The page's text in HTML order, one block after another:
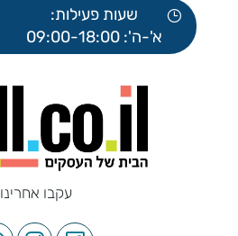
שעות פעילות:
א'-ה': 09:00-18:00
עקבו אחרינו